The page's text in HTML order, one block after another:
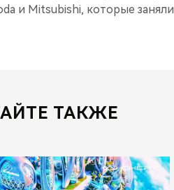
и Mitsubishi, которые
ТАКЖЕ